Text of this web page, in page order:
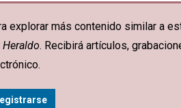
explorar más contenido similar a
Heraldo. Recibirá artículos,